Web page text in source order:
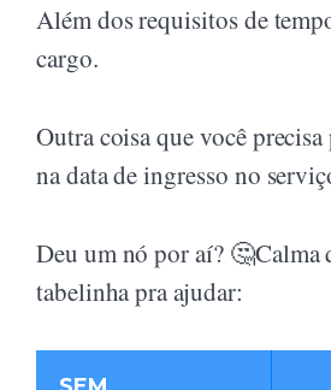
Além dos requisitos de
cargo.
Outra coisa que você precisa
na data de ingresso no
Deu um nó por aí? 🤔Calma
tabelinha pra ajudar: